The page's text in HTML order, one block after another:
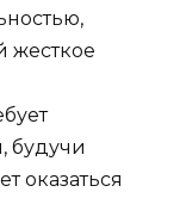
жесткое
будучи
оказаться